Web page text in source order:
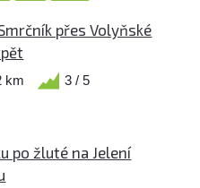
přes Volyňské
km 3 / 5
po žluté na Jelení